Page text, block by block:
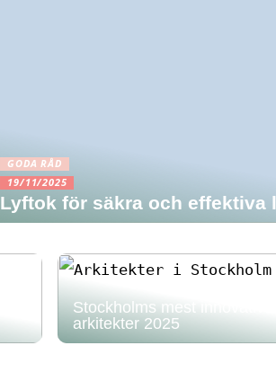
GODA RÅD
19/11/2025
Lyftok för säkra och effektiva
Stockholms mest innovativa
arkitekter 2025